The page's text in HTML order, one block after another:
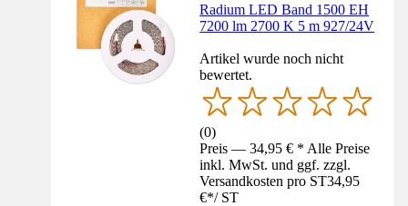
Radium LED Band 1500 EH
7200 lm 2700 K 5 m 927/24V
Artikel wurde noch nicht
bewertet.
(0)
Preis — 34,95 € * Alle Preise
inkl. MwSt. und ggf. zzgl.
Versandkosten pro ST34,95
€*/ ST